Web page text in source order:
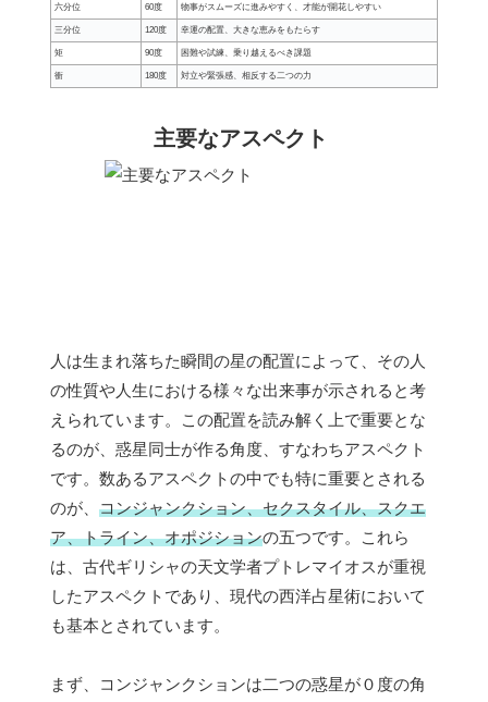
六分位 60度 物事がスムーズに進みやすく、才能が開花しやすい
三分位 120度 幸運の配置、大きな恵みをもたらす
矩 90度 困難や試練、乗り越えるべき課題
衝 180度 対立や緊張感、相反する二つの力
主要なアスペクト
人は生まれ落ちた瞬間の星の配置によって、その人
の性質や人生における様々な出来事が示されると考
えられています。この配置を読み解く上で重要とな
るのが、惑星同士が作る角度、すなわちアスペクト
です。数あるアスペクトの中でも特に重要とされる
のが、 コンジャンクション、セクスタイル、スクエ
ア、トライン、オポジションの五つです。これら
は、古代ギリシャの天文学者プトレマイオスが重視
したアスペクトであり、現代の西洋占星術において
も基本とされています。
まず、コンジャンクションは二つの惑星が０度の角